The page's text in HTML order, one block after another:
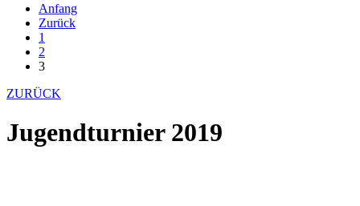
Anfang
Zurück
1
2
3
ZURÜCK
Jugendturnier 2019